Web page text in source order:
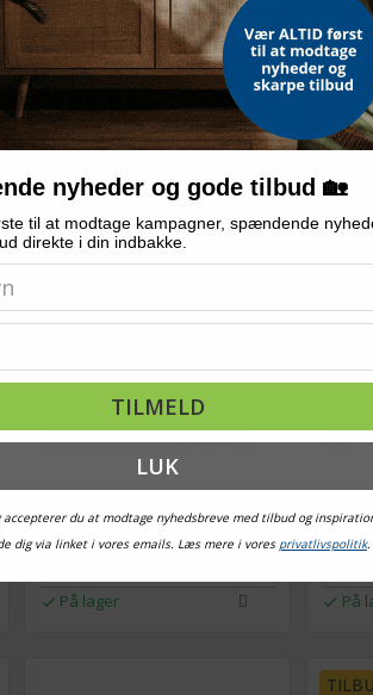
På lager På
Japansk skærmvæg Monstera-
og palmeblade II 225 x 172 cm
Vis
På lager
5-
225 x
1.149,-
På
nyheder og gode tilbud 🏡
til at modtage kampagner, spændende
direkte i din indbakke.
TILMELD
LUK
du at modtage nyhedsbreve med tilbud og
dig via linket i vores emails. Læs mere i vores privatlivspolitik.